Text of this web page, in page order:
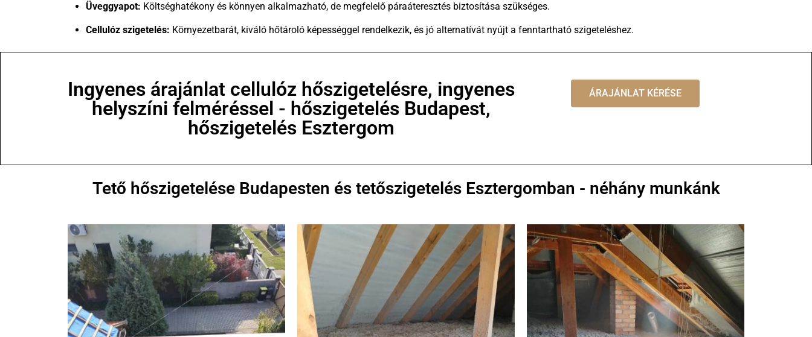
Üveggyapot: Költséghatékony és könnyen alkalmazható, de megfelelő páraáteresztés biztosítása szükséges.
Cellulóz szigetelés: Környezetbarát, kiváló hőtároló képességgel rendelkezik, és jó alternatívát nyújt a fenntartható szigeteléshez.
Ingyenes árajánlat cellulóz hőszigetelésre, ingyenes
helyszíni felméréssel - hőszigetelés Budapest,
hőszigetelés Esztergom
ÁRAJÁNLAT KÉRÉSE
Tető hőszigetelése Budapesten és tetőszigetelés Esztergomban - néhány munkánk